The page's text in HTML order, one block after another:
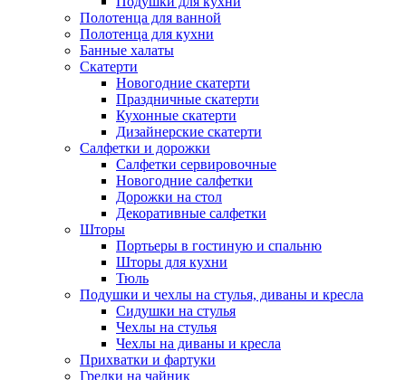
Полотенца для ванной
Полотенца для кухни
Банные халаты
Скатерти
Новогодние скатерти
Праздничные скатерти
Кухонные скатерти
Дизайнерские скатерти
Салфетки и дорожки
Салфетки сервировочные
Новогодние салфетки
Дорожки на стол
Декоративные салфетки
Шторы
Портьеры в гостиную и спальню
Шторы для кухни
Тюль
Подушки и чехлы на стулья, диваны и кресла
Сидушки на стулья
Чехлы на стулья
Чехлы на диваны и кресла
Прихватки и фартуки
Грелки на чайник